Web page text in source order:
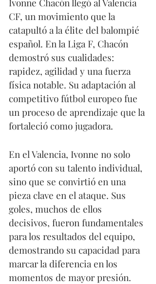
CF, un movimiento que la
catapultó a la élite del balompié
español. En la Liga F, Chacón
demostró sus cualidades:
rapidez, agilidad y una fuerza
física notable. Su adaptación al
competitivo fútbol europeo fue
un proceso de aprendizaje que la
fortaleció como jugadora.
En el Valencia, Ivonne no solo
aportó con su talento individual,
sino que se convirtió en una
pieza clave en el ataque. Sus
goles, muchos de ellos
decisivos, fueron fundamentales
para los resultados del equipo,
demostrando su capacidad para
marcar la diferencia en los
momentos de mayor presión.